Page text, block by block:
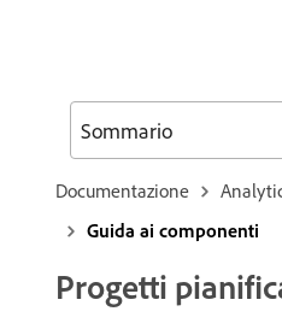
Documentazione
Guida ai componenti
Progetti
Sommario